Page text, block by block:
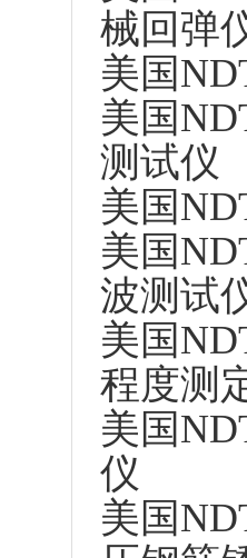
械回弹
美国
美国
测试仪
美国
美国
波测试
美国
程度测
美国
仪
美国